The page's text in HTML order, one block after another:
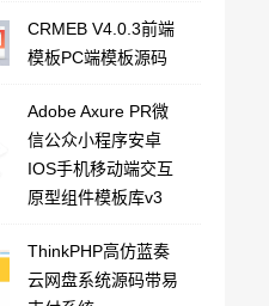
CRMEB V4.0.3前端
模板PC端模板源码
Adobe Axure PR微
信公众小程序安卓
IOS手机移动端交互
原型组件模板库v3
ThinkPHP高仿蓝奏
云网盘系统源码带易